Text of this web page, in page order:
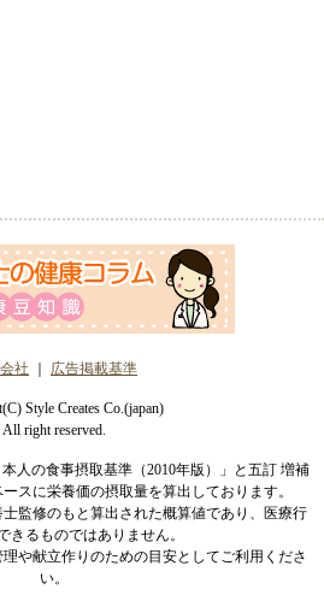
社 広告掲載基準
Style Creates Co.(japan)
All right reserved.
人の食事摂取基準（2010年版）」と五訂 増補
スに栄養価の摂取量を算出しております。
監修のもと算出された概算値であり、医療行
きるものではありません。
や献立作りのための目安としてご利用くださ
い。